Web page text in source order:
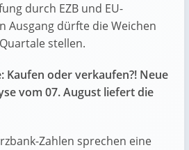
durch EZB und EU-
Ausgang dürfte die Weichen
stellen.
Kaufen oder verkaufen?! Neue
vom 07. August liefert die
Zahlen sprechen eine